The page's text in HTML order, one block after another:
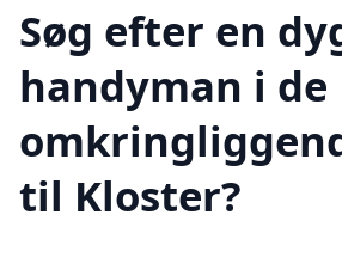
Søg efter en
handyman i de
til Kloster?